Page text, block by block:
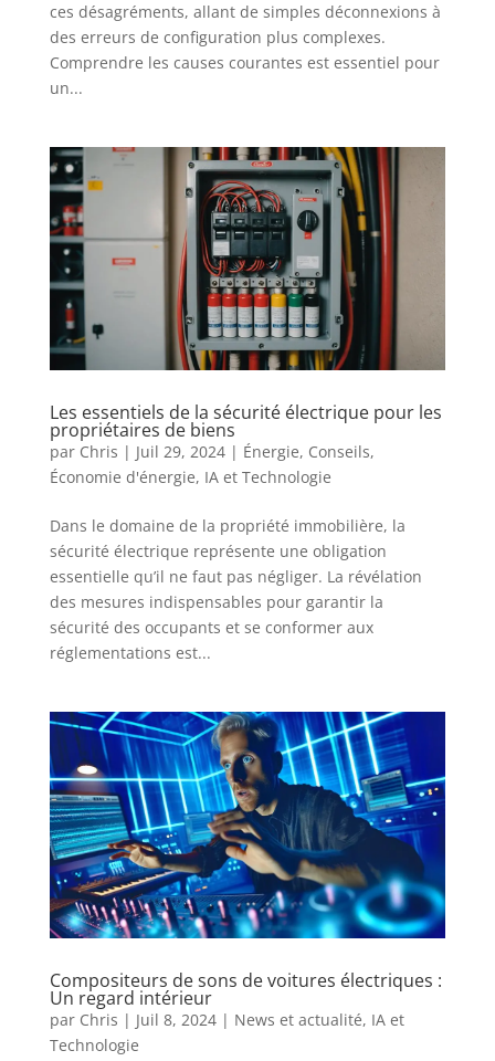
ces désagréments, allant de simples déconnexions à
des erreurs de configuration plus complexes.
Comprendre les causes courantes est essentiel pour
un...
Les essentiels de la sécurité électrique pour les
propriétaires de biens
par Chris | Juil 29, 2024| Énergie, Conseils,
Économie d'énergie, IA et Technologie
Dans le domaine de la propriété immobilière, la
sécurité électrique représente une obligation
essentielle qu’il ne faut pas négliger. La révélation
des mesures indispensables pour garantir la
sécurité des occupants et se conformer aux
réglementations est...
Compositeurs de sons de voitures électriques :
Un regard intérieur
par Chris | Juil 8, 2024| News et actualité, IA et
Technologie